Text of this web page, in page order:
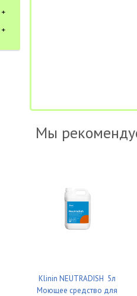
Мы
Klinin NEUTRADISH 5л
Моющее средство для